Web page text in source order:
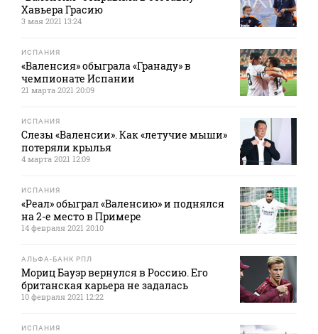
Хавьера Грасию
3 мая 2021 13:24
ИСПАНИЯ
«Валенсия» обыграла «Гранаду» в
чемпионате Испании
21 марта 2021 20:09
ИСПАНИЯ
Слезы «Валенсии». Как «летучие мыши»
потеряли крылья
4 марта 2021 12:09
ИСПАНИЯ
«Реал» обыграл «Валенсию» и поднялся
на 2-е место в Примере
14 февраля 2021 20:10
АЛЬФА-БАНК РПЛ
Мориц Бауэр вернулся в Россию. Его
британская карьера не задалась
10 февраля 2021 12:22
ИСПАНИЯ